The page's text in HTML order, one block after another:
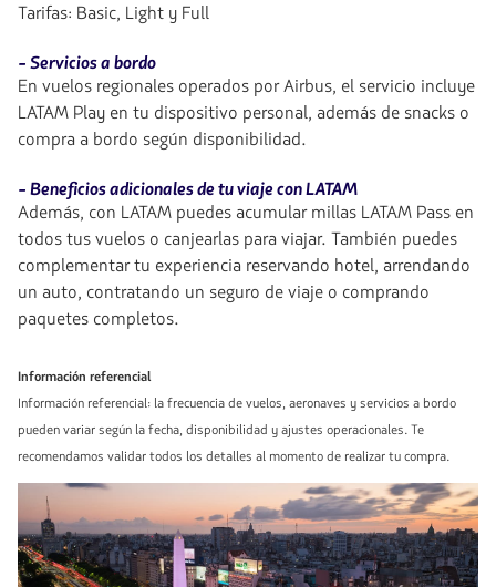
Tarifas: Basic, Light y Full
- Servicios a bordo
En vuelos regionales operados por Airbus, el servicio incluye
LATAM Play en tu dispositivo personal, además de snacks o
compra a bordo según disponibilidad.
- Beneficios adicionales de tu viaje con LATAM
Además, con LATAM puedes acumular millas LATAM Pass en
todos tus vuelos o canjearlas para viajar. También puedes
complementar tu experiencia reservando hotel, arrendando
un auto, contratando un seguro de viaje o comprando
paquetes completos.
Información referencial
Información referencial: la frecuencia de vuelos, aeronaves y servicios a bordo
pueden variar según la fecha, disponibilidad y ajustes operacionales. Te
recomendamos validar todos los detalles al momento de realizar tu compra.